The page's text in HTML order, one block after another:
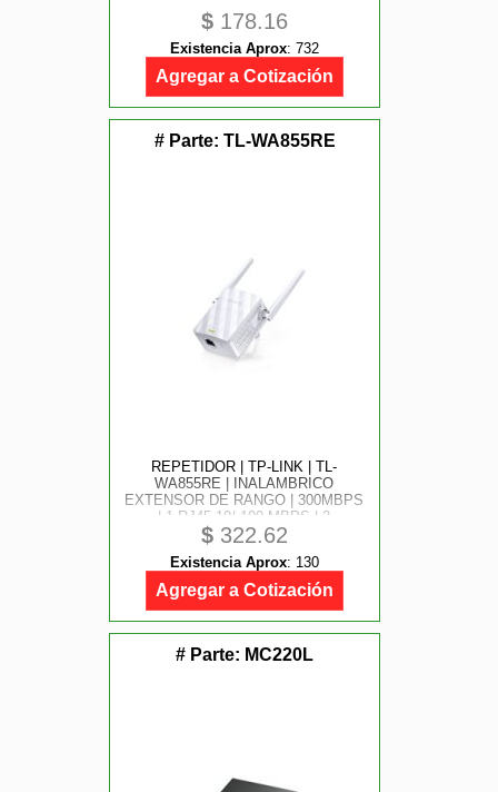
$ 178.16
Existencia Aprox: 732
Agregar a Cotización
# Parte: TL-WA855RE
REPETIDOR | TP-LINK | TL-
WA855RE | INALAMBRICO
EXTENSOR DE RANGO | 300MBPS
| 1 RJ45 10/ 100 MBPS | 2
ANTENAS EXTERNAS
$ 322.62
Existencia Aprox: 130
Agregar a Cotización
# Parte: MC220L